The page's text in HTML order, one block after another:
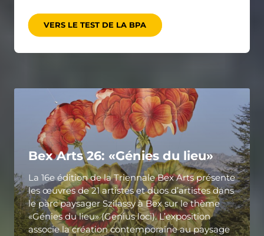
VERS LE TEST DE LA BPA
Bex Arts 26: «Génies du lieu»
La 16e édition de la Triennale Bex Arts présente
les œuvres de 21 artistes et duos d’artistes dans
le parc paysager Szilassy à Bex sur le thème
«Génies du lieu» (Genius loci). L’exposition
associe la création contemporaine au paysage